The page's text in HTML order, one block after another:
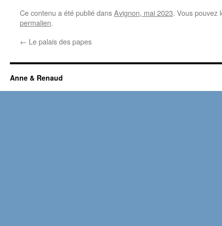
Ce contenu a été publié dansAvignon, mai 2023. Vous pouvez
permalien.
← Le palais des papes
Anne & Renaud